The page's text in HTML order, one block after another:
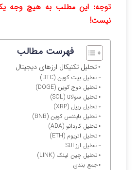
توجه: این مطلب به هیچ وجه
نیست!
فهرست مطالب
تحلیل تکنیکال ارزهای دیجیتال
تحلیل بیت کوین (BTC)
تحلیل دوج کوین (DOGE)
تحلیل سولانا (SOL)
تحلیل ریپل (XRP)
تحلیل بایننس کوین (BNB)
تحلیل کاردانو (ADA)
تحلیل اتریوم (ETH)
تحلیل ارز SUI
تحلیل چین لینک (LINK)
جمع بندی